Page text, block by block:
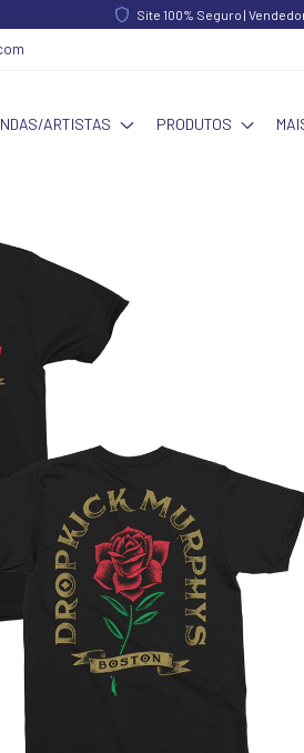
FRETE GRÁTIS acima de R$ 340,00 | Norte e
ARTISTAS PRODUTOS